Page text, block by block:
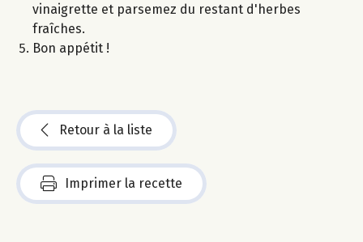
vinaigrette et parsemez du restant d'herbes
fraîches.
Bon appétit !
Retour à la liste
Imprimer la recette